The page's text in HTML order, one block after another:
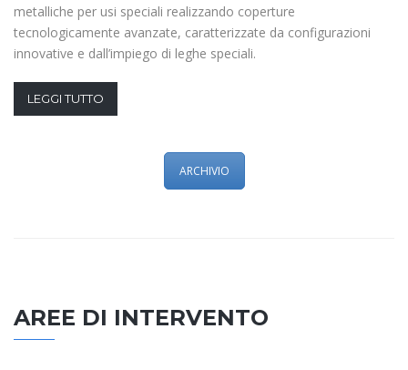
metalliche per usi speciali realizzando coperture
tecnologicamente avanzate, caratterizzate da configurazioni
innovative e dall’impiego di leghe speciali.
LEGGI TUTTO
ARCHIVIO
AREE DI INTERVENTO